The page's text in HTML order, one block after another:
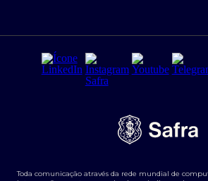
Segurança da Informação
Tarifas e serviços Pessoa Física
Transparência de remuneração
Derivativos
Agronegócios
Toda comunicação através da rede mundial de